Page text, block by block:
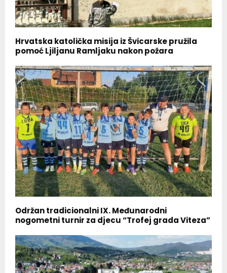
Hrvatska katolička misija iz Švicarske pružila
pomoć Ljiljanu Ramljaku nakon požara
Održan tradicionalni IX. Međunarodni
nogometni turnir za djecu “Trofej grada Viteza”